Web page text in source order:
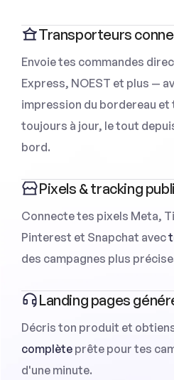
Transporteurs
Envoie tes commandes
Express, NOEST et plus —
impression du bordereau
toujours à jour, le tout
bord.
Pixels & tracking
Connecte tes pixels Meta,
Pinterest et Snapchat avec
des campagnes plus
Landing pages
Décris ton produit et
complète prête pour tes
d'une minute.